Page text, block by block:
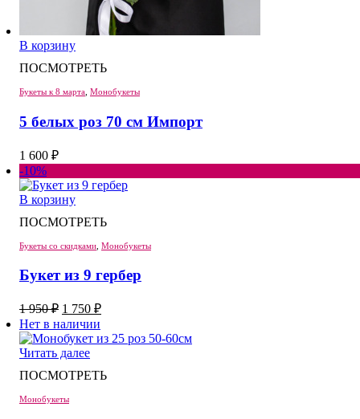
В корзину
ПОСМОТРЕТЬ
Букеты к 8 марта Монобукеты
5 белых роз 70 см Импорт
1 600 ₽
-10%
В корзину
ПОСМОТРЕТЬ
Букеты со скидками Монобукеты
Букет из 9 гербер
1 950₽ Первоначальная
цена
составляла
1
1 750 ₽Текущая
1
Нет в наличии
Читать далее
ПОСМОТРЕТЬ
Монобукеты